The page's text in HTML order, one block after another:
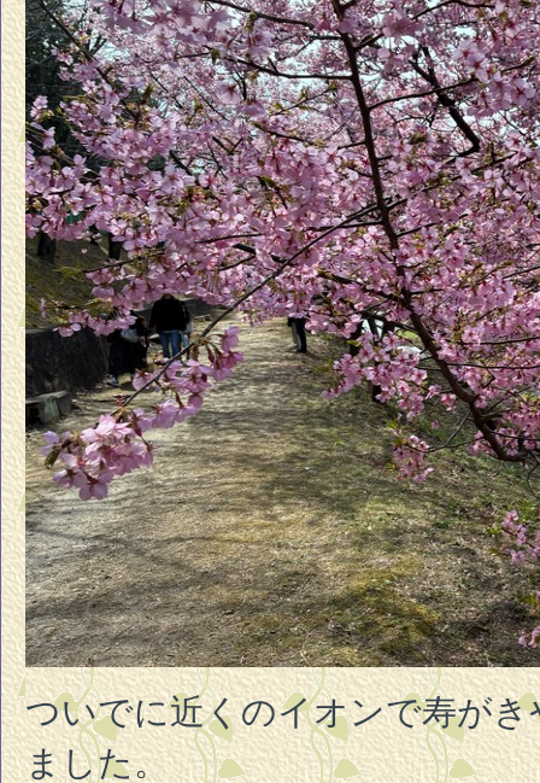
ついでに近くのイオンで寿が
ました。